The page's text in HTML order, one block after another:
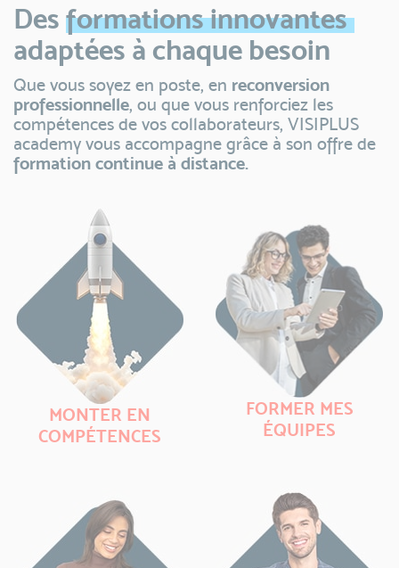
Des formationsinnovantes
adaptées à chaque besoin
Que vous soyez en poste, en reconversion
professionnelle, ou que vous renforciez les
compétences de vos collaborateurs, VISIPLUS
academy vous accompagne grâce à son offre de
formation continue à distance.
MONTER EN
COMPÉTENCES
FORMER MES
ÉQUIPES